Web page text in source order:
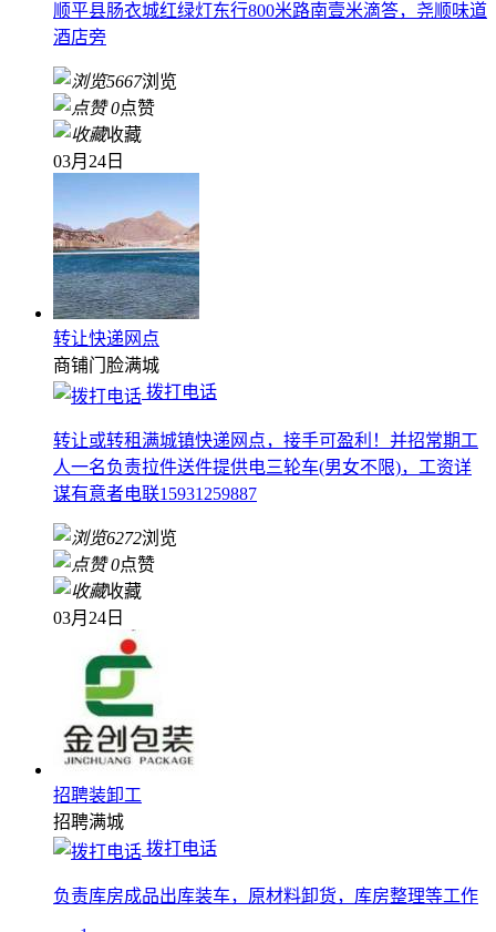
顺平县肠衣城红绿灯东行800米路南壹米滴答，尧顺味道
酒店旁
5667浏览
0点赞
收藏
03月24日
转让快递网点
商铺门脸满城
拨打电话
转让或转租满城镇快递网点，接手可盈利！并招常期工
人一名负责拉件送件提供电三轮车(男女不限)，工资详
谋有意者电联15931259887
6272浏览
0点赞
收藏
03月24日
招聘装卸工
招聘满城
拨打电话
负责库房成品出库装车，原材料卸货，库房整理等工作